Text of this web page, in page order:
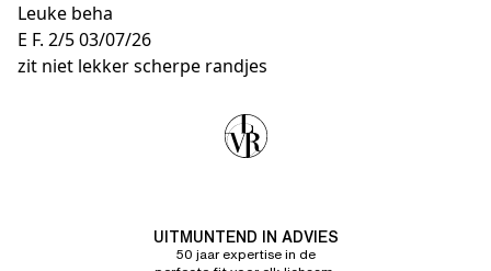
Leuke beha
E F. 2/503/07/26
zit niet lekker scherpe randjes
UITMUNTEND IN ADVIES
50 jaar expertise in de